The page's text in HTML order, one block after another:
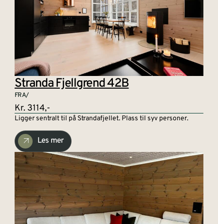
Stranda Fjellgrend 42B
FRA/
Kr. 3114,-
Ligger sentralt til på Strandafjellet. Plass til syv personer.
Les mer